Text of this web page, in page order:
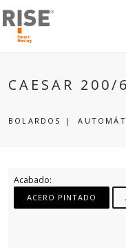
CAESAR
BOLARDOS |
Acabado:
ACERO PINTADO